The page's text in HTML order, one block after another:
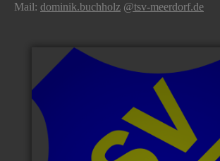
Mail: dominik.buchholz @tsv-meerdorf.de